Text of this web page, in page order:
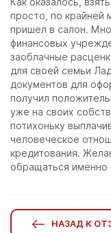
просто, по крайней
пришел в салон.
финансовых
заоблачные
для своей семьи
документов для
получил
уже на своих
потихоньку
человеческое
кредитования.
обращаться именно
НАЗАД К